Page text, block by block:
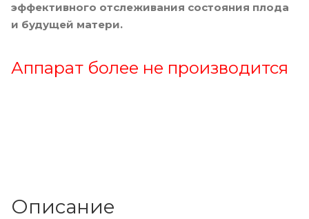
эффективного отслеживания состояния плода
и будущей матери.
Аппарат более не производится
Описание